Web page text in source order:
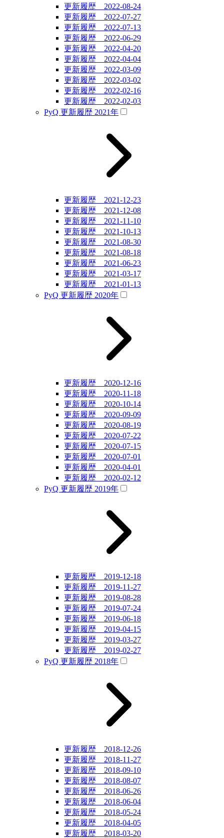
更新履歴 2022-08-24
更新履歴 2022-07-27
更新履歴 2022-07-13
更新履歴 2022-06-29
更新履歴 2022-04-20
更新履歴 2022-04-04
更新履歴 2022-03-09
更新履歴 2022-03-02
更新履歴 2022-02-16
更新履歴 2022-02-03
PyQ 更新履歴 2021年
更新履歴 2021-12-23
更新履歴 2021-12-08
更新履歴 2021-11-10
更新履歴 2021-10-13
更新履歴 2021-08-30
更新履歴 2021-08-18
更新履歴 2021-06-23
更新履歴 2021-03-17
更新履歴 2021-01-13
PyQ 更新履歴 2020年
更新履歴 2020-12-16
更新履歴 2020-11-18
更新履歴 2020-10-14
更新履歴 2020-09-09
更新履歴 2020-08-19
更新履歴 2020-07-22
更新履歴 2020-07-15
更新履歴 2020-07-01
更新履歴 2020-04-01
更新履歴 2020-02-12
PyQ 更新履歴 2019年
更新履歴 2019-12-18
更新履歴 2019-11-27
更新履歴 2019-08-28
更新履歴 2019-07-24
更新履歴 2019-06-18
更新履歴 2019-04-15
更新履歴 2019-03-27
更新履歴 2019-02-27
PyQ 更新履歴 2018年
更新履歴 2018-12-26
更新履歴 2018-11-27
更新履歴 2018-09-10
更新履歴 2018-08-07
更新履歴 2018-06-26
更新履歴 2018-06-04
更新履歴 2018-05-24
更新履歴 2018-04-05
更新履歴 2018-03-20